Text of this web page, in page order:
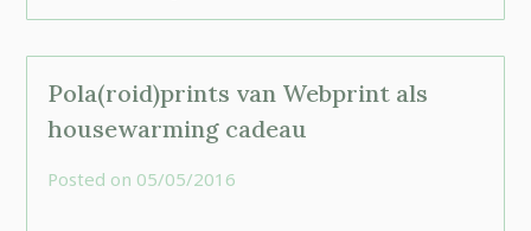
Pola(roid)prints van Webprint als
housewarming cadeau
Posted on 05/05/2016